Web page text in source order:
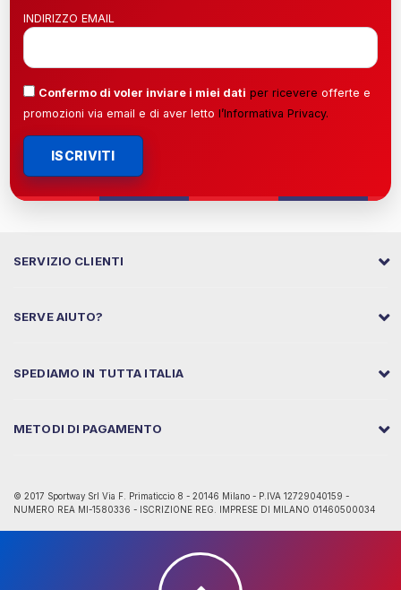
INDIRIZZO EMAIL
Confermo di voler inviare i miei dati per ricevere offerte e
promozioni via email e di aver letto l’Informativa Privacy.
ISCRIVITI
SERVIZIO CLIENTI
SERVE AIUTO?
SPEDIAMO IN TUTTA ITALIA
METODI DI PAGAMENTO
© 2017 Sportway Srl Via F. Primaticcio 8 - 20146 Milano - P.IVA 12729040159 -
NUMERO REA MI-1580336 - ISCRIZIONE REG. IMPRESE DI MILANO 01460500034